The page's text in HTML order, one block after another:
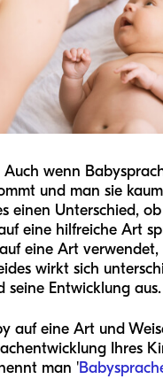
Auch wenn
und man sie
einen Unterschied,
eine hilfreiche Art
eine Art
wirkt sich
seine Entwicklung aus.
auf eine Art und
Ihres
man '